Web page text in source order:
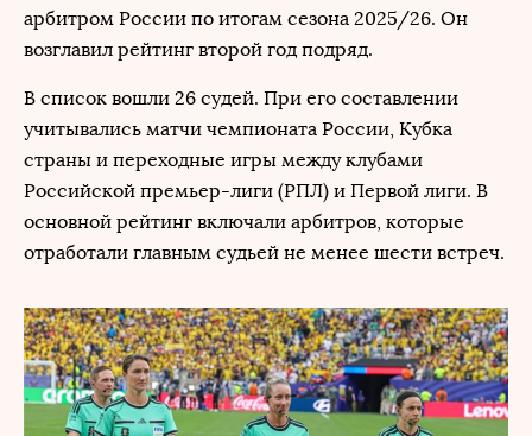
арбитром России по итогам сезона 2025/26. Он
возглавил рейтинг второй год подряд.
В список вошли 26 судей. При его составлении
учитывались матчи чемпионата России, Кубка
страны и переходные игры между клубами
Российской премьер-лиги (РПЛ) и Первой лиги. В
основной рейтинг включали арбитров, которые
отработали главным судьей не менее шести встреч.